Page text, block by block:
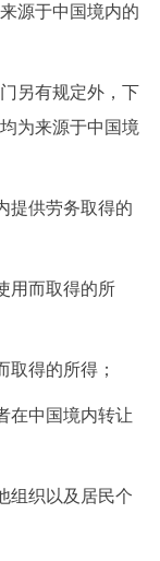
PORTUGUÊS
源于中国境内的
另有规定外，下
为来源于中国境
供劳务取得的
而取得的所
得的所得；
中国境内转让
织以及居民个